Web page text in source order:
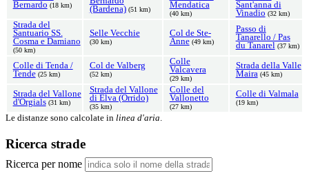
Bernardo (18 km)
(Bardena) (51 km)
Mendatica
(40 km)
Sant'anna di
Vinadio (32 km)
Strada del
Santuario SS.
Cosma e Damiano
(50 km)
Selle Vecchie
(30 km)
Col de Ste-
Anne (49 km)
Passo di
Tanarello / Pas
du Tanarel (37 km)
Colle di Tenda /
Tende (25 km)
Col de Valberg
(52 km)
Colle
Valcavera
(29 km)
Strada della Valle
Maira (45 km)
Strada del Vallone
d'Orgials (31 km)
Strada del Vallone
di Elva (Orrido)
(35 km)
Colle del
Vallonetto
(27 km)
Colle di Valmala
(19 km)
Le distanze sono calcolate in linea d'aria.
Ricerca strade
Ricerca per nome